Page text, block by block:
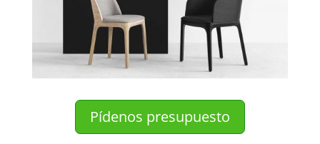
Pídenos presupuesto